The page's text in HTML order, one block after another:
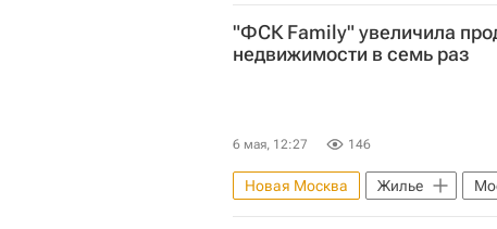
"ФСК Family" увеличила
недвижимости в семь раз
6 мая, 12:27 146
Новая Москва Жилье
Строительство
Девелоперы